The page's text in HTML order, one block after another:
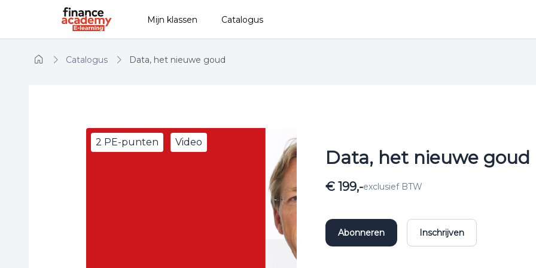
Naar hoofdinhoud
Mijn klassen Catalogus
Catalogus Data, het nieuwe goud
2 PE-punten Video
Data, het nieuwe goud
€ 199,-exclusief BTW
Abonneren Inschrijven